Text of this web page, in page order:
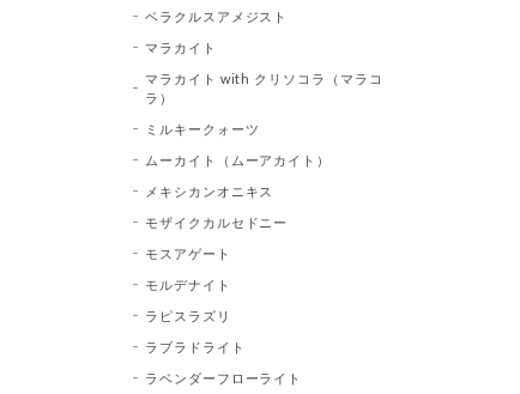
ベラクルスアメジスト
マラカイト
マラカイト with クリソコラ（マラコ
ラ）
ミルキークォーツ
ムーカイト（ムーアカイト）
メキシカンオニキス
モザイクカルセドニー
モスアゲート
モルデナイト
ラピスラズリ
ラブラドライト
ラベンダーフローライト